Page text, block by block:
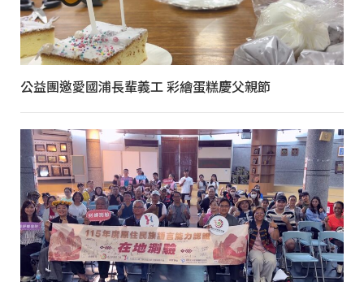
公益團邀愛國浦長輩義工 彩繪蛋糕慶父親節